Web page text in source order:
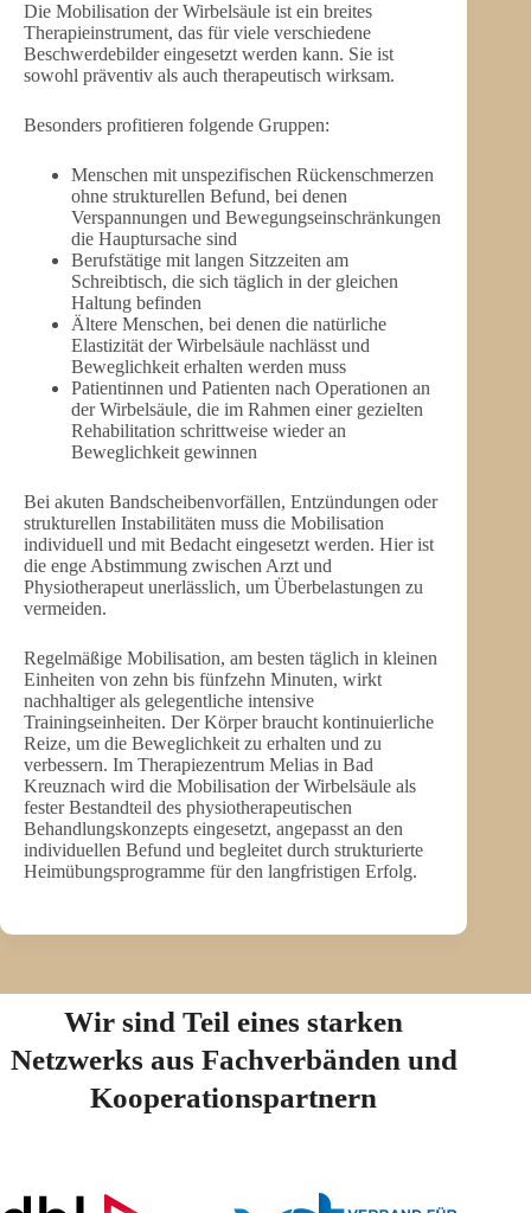
Die Mobilisation der Wirbelsäule ist ein breites
Therapieinstrument, das für viele verschiedene
Beschwerdebilder eingesetzt werden kann. Sie ist
sowohl präventiv als auch therapeutisch wirksam.
Besonders profitieren folgende Gruppen:
Menschen mit unspezifischen Rückenschmerzen
ohne strukturellen Befund, bei denen
Verspannungen und Bewegungseinschränkungen
die Hauptursache sind
Berufstätige mit langen Sitzzeiten am
Schreibtisch, die sich täglich in der gleichen
Haltung befinden
Ältere Menschen, bei denen die natürliche
Elastizität der Wirbelsäule nachlässt und
Beweglichkeit erhalten werden muss
Patientinnen und Patienten nach Operationen an
der Wirbelsäule, die im Rahmen einer gezielten
Rehabilitation schrittweise wieder an
Beweglichkeit gewinnen
Bei akuten Bandscheibenvorfällen, Entzündungen oder
strukturellen Instabilitäten muss die Mobilisation
individuell und mit Bedacht eingesetzt werden. Hier ist
die enge Abstimmung zwischen Arzt und
Physiotherapeut unerlässlich, um Überbelastungen zu
vermeiden.
Regelmäßige Mobilisation, am besten täglich in kleinen
Einheiten von zehn bis fünfzehn Minuten, wirkt
nachhaltiger als gelegentliche intensive
Trainingseinheiten. Der Körper braucht kontinuierliche
Reize, um die Beweglichkeit zu erhalten und zu
verbessern. Im Therapiezentrum Melias in Bad
Kreuznach wird die Mobilisation der Wirbelsäule als
fester Bestandteil des physiotherapeutischen
Behandlungskonzepts eingesetzt, angepasst an den
individuellen Befund und begleitet durch strukturierte
Heimübungsprogramme für den langfristigen Erfolg.
Wir sind Teil eines starken
Netzwerks aus Fachverbänden und
Kooperationspartnern